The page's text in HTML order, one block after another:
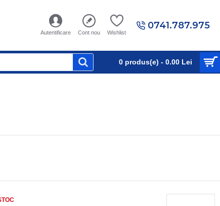
0741.787.975
Autentificare Cont nou Wishlist
0 produs(e) - 0.00 Lei